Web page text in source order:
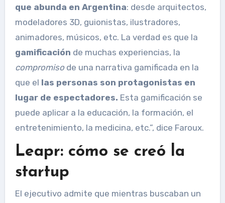
que abunda en Argentina: desde arquitectos,
modeladores 3D, guionistas, ilustradores,
animadores, músicos, etc. La verdad es que la
gamificación de muchas experiencias, la
compromisode una narrativa gamificada en la
que el las personas son protagonistas en
lugar de espectadores. Esta gamificación se
puede aplicar a la educación, la formación, el
entretenimiento, la medicina, etc.”, dice Faroux.
Leapr: cómo se creó la
startup
El ejecutivo admite que mientras buscaban un